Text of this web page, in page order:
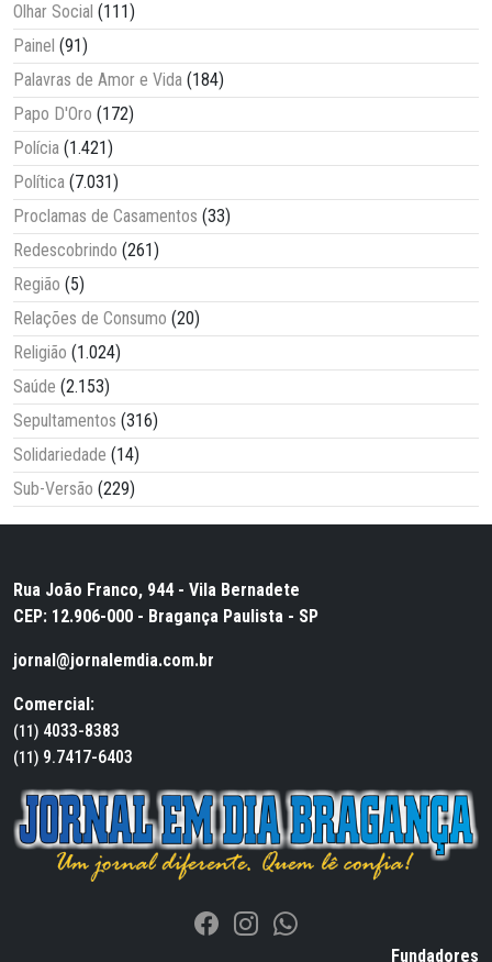
Olhar Social (111)
Painel (91)
Palavras de Amor e Vida (184)
Papo D'Oro (172)
Polícia (1.421)
Política (7.031)
Proclamas de Casamentos (33)
Redescobrindo (261)
Região (5)
Relações de Consumo (20)
Religião (1.024)
Saúde (2.153)
Sepultamentos (316)
Solidariedade (14)
Sub-Versão (229)
Rua João Franco, 944 - Vila Bernadete
CEP: 12.906-000 - Bragança Paulista - SP
jornal@jornalemdia.com.br
Comercial:
(11) 4033-8383
(11) 9.7417-6403
Fundadores